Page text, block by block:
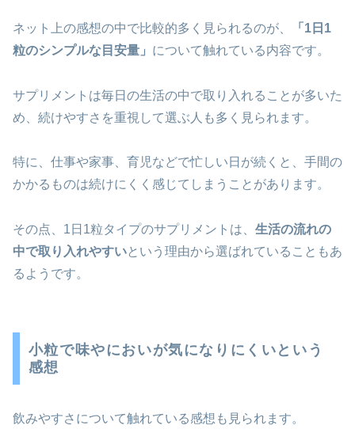
ネット上の感想の中で比較的多く見られるのが、
「1日1
粒のシンプルな目安量」 について触れている内容です。
サプリメントは毎日の生活の中で取り入れることが多いた
め、続けやすさを重視して選ぶ人も多く見られます。
特に、仕事や家事、育児などで忙しい日が続くと、手間の
かかるものは続けにくく感じてしまうことがあります。
その点、1日1粒タイプのサプリメントは、 生活の流れの
中で取り入れやすいという理由から選ばれていることもあ
るようです。
小粒で味やにおいが気になりにくいという
感想
飲みやすさについて触れている感想も見られます。